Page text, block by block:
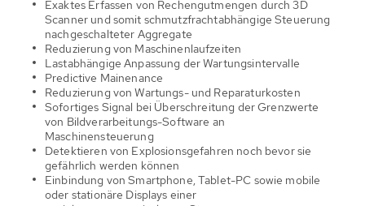
Exaktes Erfassen von Rechengutmengen durch 3D
Scanner und somit schmutzfrachtabhängige Steuerung
nachgeschalteter Aggregate
Reduzierung von Maschinenlaufzeiten
Lastabhängige Anpassung der Wartungsintervalle
Predictive Mainenance
Reduzierung von Wartungs- und Reparaturkosten
Sofortiges Signal bei Überschreitung der Grenzwerte
von Bildverarbeitungs-Software an
Maschinensteuerung
Detektieren von Explosionsgefahren noch bevor sie
gefährlich werden können
Einbindung von Smartphone, Tablet-PC sowie mobile
oder stationäre Displays einer